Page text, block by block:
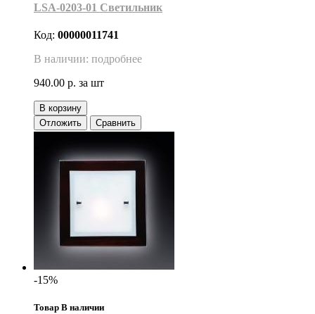
LSA-0203-01 Светильник
Код: 00000011741
В наличии: подробнее
940.00 р. за шт
В корзину
Отложить
Сравнить
-15%
Товар В наличии